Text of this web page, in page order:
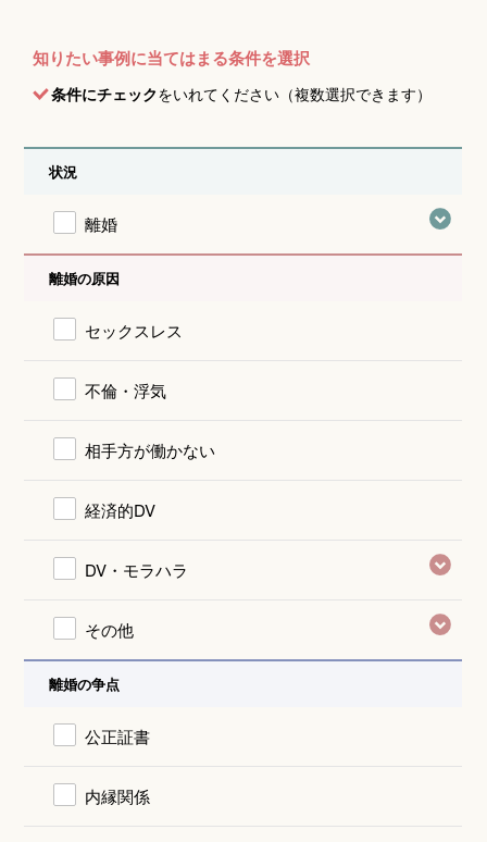
知りたい事例に当てはまる条件を選択
条件にチェックをいれてください（複数選択できます）
状況
離婚
離婚の原因
セックスレス
不倫・浮気
相手方が働かない
経済的DV
DV・モラハラ
その他
離婚の争点
公正証書
内縁関係